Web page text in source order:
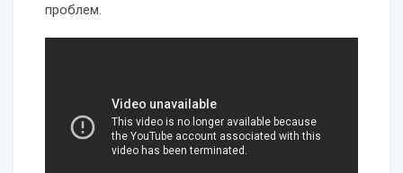
проблем.